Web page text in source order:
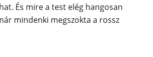
És mire a test elég hangosan
mindenki megszokta a rossz